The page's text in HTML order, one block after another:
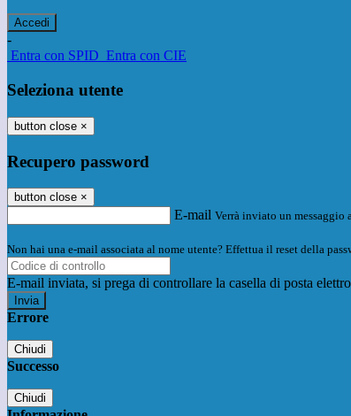
-
Entra con SPID Entra con CIE
Seleziona utente
button close ×
Recupero password
button close ×
E-mail Verrà inviato un
Non hai una e-mail associata al nome utente? Effettua il reset della
E-mail inviata, si prega di controllare la casella di posta
Errore
Chiudi
Successo
Chiudi